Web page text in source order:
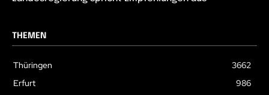
THEMEN
Thüringen
3662
Erfurt
986